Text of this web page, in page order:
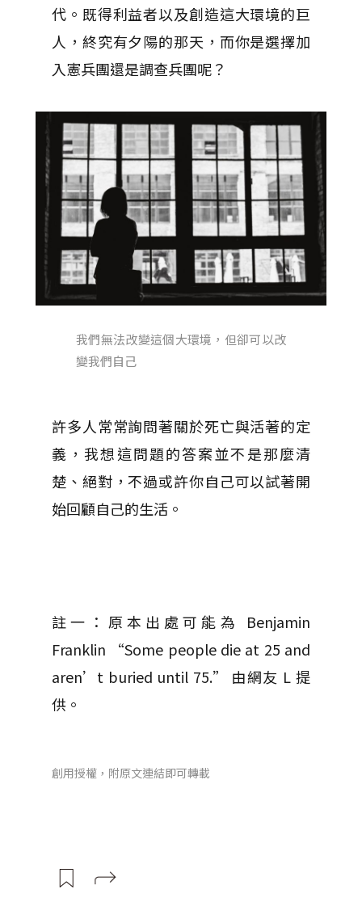
代。既得利益者以及創造這大環境的巨
人，終究有夕陽的那天，而你是選擇加
入憲兵團還是調查兵團呢？
我們無法改變這個大環境，但卻可以改
變我們自己
許多人常常詢問著關於死亡與活著的定
義，我想這問題的答案並不是那麼清
楚、絕對，不過或許你自己可以試著開
始回顧自己的生活。
註一：原本出處可能為 Benjamin
Franklin “Some people die at 25 and
aren’t buried until 75.” 由網友 L 提
供。
創用授權，附原文連結即可轉載